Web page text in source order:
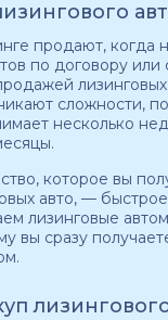
продают, когда
по договору
сложности,
несколько
которое вы
авто, —
лизинговые
вы сразу